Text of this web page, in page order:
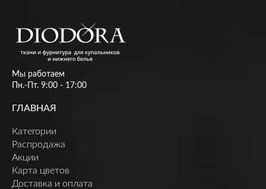
Мы работаем
Пн.-Пт. 9:00 - 17:00
ГЛАВНАЯ
Категории
Распродажа
Акции
Карта цветов
Доставка и оплата